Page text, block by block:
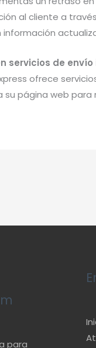
al cliente a
información
servicios de
ofrece
su página web
para